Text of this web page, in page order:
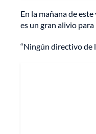
En la mañana de
es un gran alivio para
“Ningún directivo de